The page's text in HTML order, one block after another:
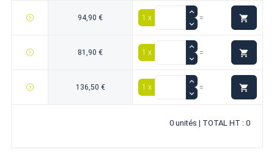
94,90 € 1 x = 
81,90 € 1 x = 
136,50 € 1 x = 
0 unités | TOTAL HT : 0